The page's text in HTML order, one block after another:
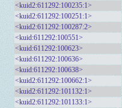
<kuid2:611292:100235:1>
<kuid2:611292:100251:1>
<kuid2:611292:100287:2>
<kuid:611292:100551>
<kuid:611292:100623>
<kuid:611292:100636>
<kuid:611292:100638>
<kuid2:611292:100662:1>
<kuid2:611292:101132:1>
<kuid2:611292:101133:1>